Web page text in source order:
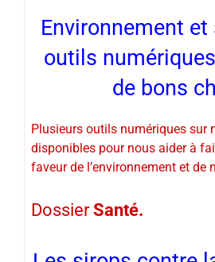
Environnement et
outils
de bons
Plusieurs outils numériques sur
disponibles pour nous aider à
faveur de l’environnement et de
DossierSanté.